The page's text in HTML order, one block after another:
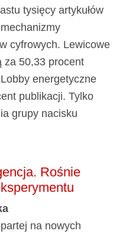
tysięcy artykułów
cyfrowych. Lewicowe
za 50,33 procent
energetyczne
publikacji. Tylko
grupy nacisku
Rośnie
na nowych